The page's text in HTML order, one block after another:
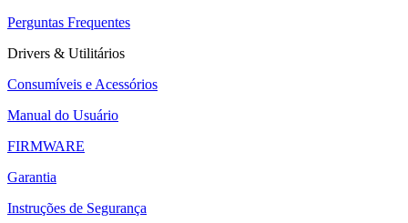
Perguntas Frequentes
Drivers & Utilitários
Consumíveis e Acessórios
Manual do Usuário
FIRMWARE
Garantia
Instruções de Segurança